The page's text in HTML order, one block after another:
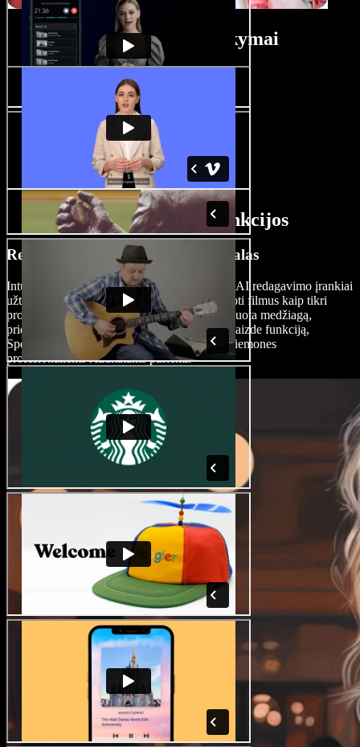
Filmų kūrimo mokymai
AI filmų kūrimo funkcijos
Redaguokite filmus kaip profesionalas
Intuityvi Speechify Studio sąsaja ir pažangūs AI redagavimo įrankiai
užtikrina, kad net pradedantieji galėtų montuoti filmus kaip tikri
profesionalai. Nesvarbu, ar stabilizuojate filmuota medžiagą,
pridedate vaizdo efektų, ar bandote vaizdas-vaizde funkciją,
Speechify Studio suteikia visas reikalingas priemones
profesionaliems rezultatams pasiekti.